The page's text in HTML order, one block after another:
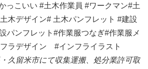
っこいい #土木作業員 #ワークマン#土
木デザイン#土木パンフレット #建設
パンフレット#作業服つなぎ#作業服メ
ラデザイン #インフライラスト
久留米市にて収集運搬、処分業許可取